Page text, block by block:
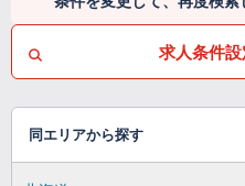
求人条件
同エリアから探す